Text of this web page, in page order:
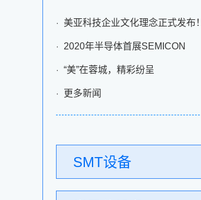
美亚科技企业文化理念正式发布！
2020年半导体首展SEMICON
China美亚精彩回顾
“美”在蓉城，精彩纷呈
更多新闻
SMT设备